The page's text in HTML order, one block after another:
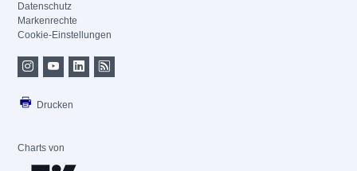
Datenschutz
Markenrechte
Cookie-Einstellungen
Drucken
Charts von